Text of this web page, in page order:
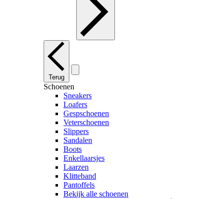
Terug
Schoenen
Sneakers
Loafers
Gespschoenen
Veterschoenen
Slippers
Sandalen
Boots
Enkellaarsjes
Laarzen
Klitteband
Pantoffels
Bekijk alle schoenen